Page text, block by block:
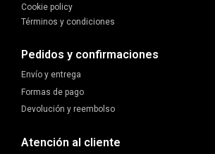
Cookie policy
Términos y condiciones
Pedidos y confirmaciones
Envío y entrega
Formas de pago
Devolución y reembolso
Atención al cliente